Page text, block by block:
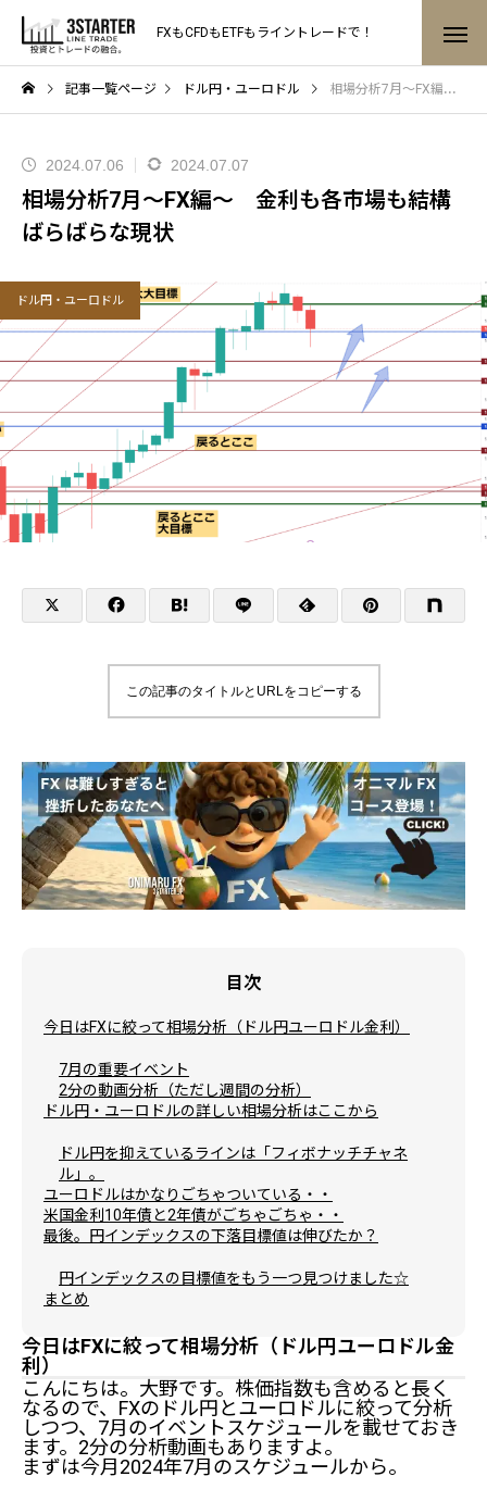
FXもCFDもETFもライントレードで！
記事一覧ページ ドル円・ユーロドル 相場分析7月～FX編～ 金利も各市場も結構ばらばらな現状
2024.07.06 2024.07.07
相場分析7月～FX編～ 金利も各市場も結構
ばらばらな現状
ドル円・ユーロドル
この記事のタイトルとURLをコピーする
目次
今日はFXに絞って相場分析（ドル円ユーロドル金利）
7月の重要イベント
2分の動画分析（ただし週間の分析）
ドル円・ユーロドルの詳しい相場分析はここから
ドル円を抑えているラインは「フィボナッチチャネ
ル」。
ユーロドルはかなりごちゃついている・・
米国金利10年債と2年債がごちゃごちゃ・・
最後。円インデックスの下落目標値は伸びたか？
円インデックスの目標値をもう一つ見つけました☆
まとめ
今日はFXに絞って相場分析（ドル円ユーロドル金
利）
こんにちは。大野です。株価指数も含めると長く
なるので、FXのドル円とユーロドルに絞って分析
しつつ、7月のイベントスケジュールを載せておき
ます。2分の分析動画もありますよ。
まずは今月2024年7月のスケジュールから。